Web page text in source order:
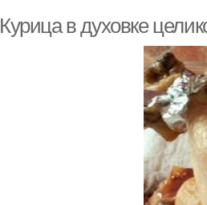
Курица в духовке